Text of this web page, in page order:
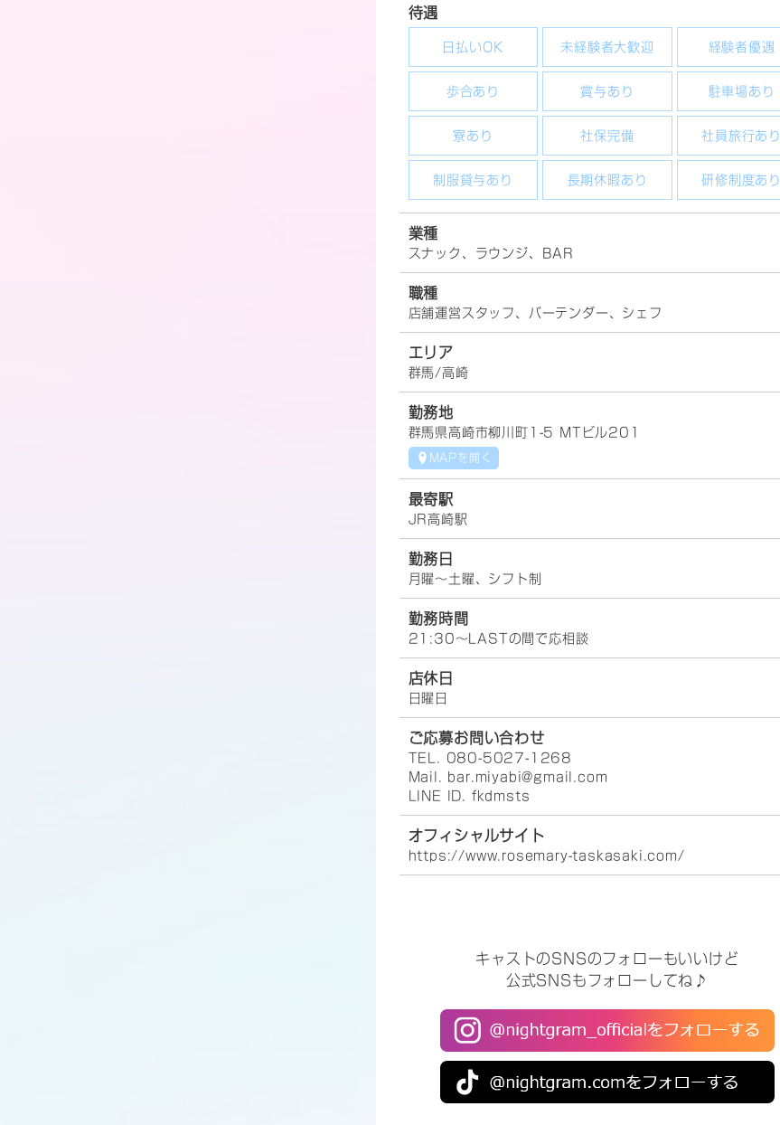
待遇
日払いOK 未経験者大歓迎 経験者優遇
歩合あり 賞与あり 駐車場あり
寮あり 社保完備 社員旅行あり
制服貸与あり 長期休暇あり 研修制度あり
業種
スナック、ラウンジ、BAR
職種
店舗運営スタッフ、バーテンダー、シェフ
エリア
群馬/高崎
勤務地
群馬県高崎市柳川町1-5 MTビル201
MAPを開く
最寄駅
JR高崎駅
勤務日
月曜～土曜、シフト制
勤務時間
21:30～LASTの間で応相談
店休日
日曜日
ご応募お問い合わせ
TEL. 080-5027-1268
Mail. bar.miyabi@gmail.com
LINE ID. fkdmsts
オフィシャルサイト
https://www.rosemary-taskasaki.com/
キャストのSNSのフォローもいいけど
公式SNSもフォローしてね♪